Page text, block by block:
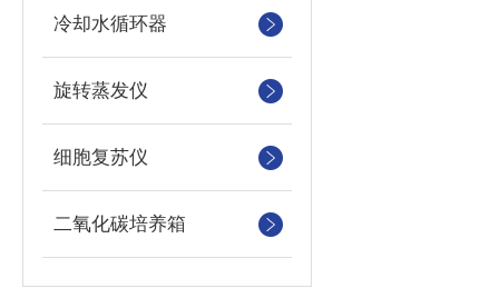
冷却水循环器
旋转蒸发仪
细胞复苏仪
二氧化碳培养箱